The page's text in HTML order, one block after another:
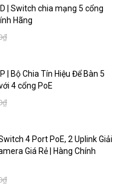
| Switch chia mạng 5 cổng
Hãng
| Bộ Chia Tín Hiệu Để Bàn 5
4 cổng PoE
4 Port PoE, 2 Uplink Giải
Giá Rẻ | Hàng Chính